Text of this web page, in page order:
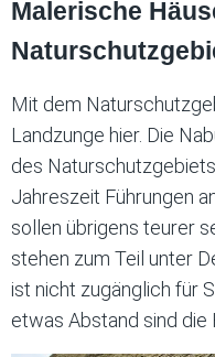
Malerische
Mit dem
Landzunge hier. Die
des
Jahreszeit Führungen
sollen übrigens teurer
stehen zum Teil unter
ist nicht zugänglich für
etwas Abstand sind die